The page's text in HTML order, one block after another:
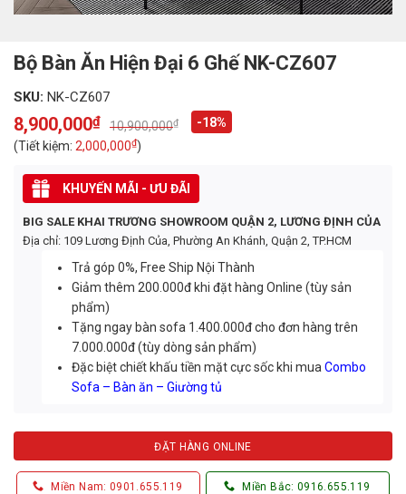
Bộ Bàn Ăn Hiện Đại 6 Ghế NK-CZ607
SKU: NK-CZ607
10,900,000₫
Original
price
was:
10,900,000₫.
8,900,000₫
Current
price
is:
8,900,000₫.
-18%
(Tiết kiệm: 2,000,000₫)
KHUYẾN MÃI - ƯU ĐÃI
BIG SALE KHAI TRƯƠNG SHOWROOM QUẬN 2, LƯƠNG ĐỊNH CỦA
Địa chỉ: 109 Lương Định Của, Phường An Khánh, Quận 2, TP.HCM
Trả góp 0%, Free Ship Nội Thành
Giảm thêm 200.000đ khi đặt hàng Online (tùy sản
phẩm)
Tặng ngay bàn sofa 1.400.000đ cho đơn hàng trên
7.000.000đ (tùy dòng sản phẩm)
Đặc biệt chiết khấu tiền mặt cực sốc khi muaCombo
Sofa – Bàn ăn – Giường tủ
ĐẶT HÀNG ONLINE
Miền Nam: 0901.655.119 Miền Bắc: 0916.655.119